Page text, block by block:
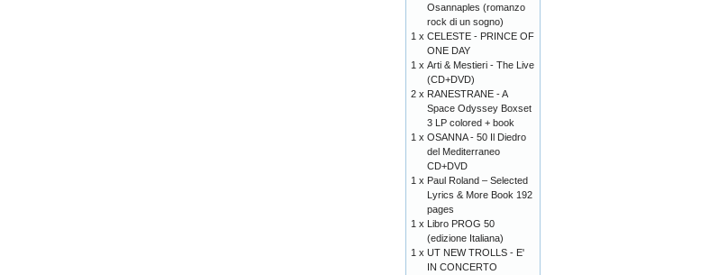
Osannaples (romanzo
rock di un sogno)
1 x CELESTE - PRINCE OF
ONE DAY
1 x Arti & Mestieri - The Live
(CD+DVD)
2 x RANESTRANE - A
Space Odyssey Boxset
3 LP colored + book
1 x OSANNA - 50 Il Diedro
del Mediterraneo
CD+DVD
1 x Paul Roland – Selected
Lyrics & More Book 192
pages
1 x Libro PROG 50
(edizione Italiana)
1 x UT NEW TROLLS - E'
IN CONCERTO